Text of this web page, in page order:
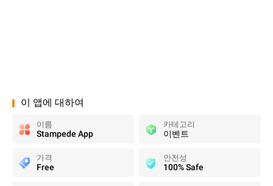
이 앱에 대하여
이름
Stampede App
카테고리
이벤트
가격
Free
안전성
100% Safe